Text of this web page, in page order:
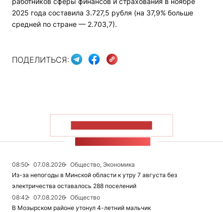
2025 года составила 3.727,5 рубля (на 37,9% больше
средней по стране — 2.703,7).
ПОДЕЛИТЬСЯ:
08:50 07.08.2026
Общество, Экономика
Из-за непогоды в Минской области к утру 7 августа без
электричества оставалось 288 поселений
08:42
07.08.2026
Общество
В Мозырском районе утонул 4-летний мальчик